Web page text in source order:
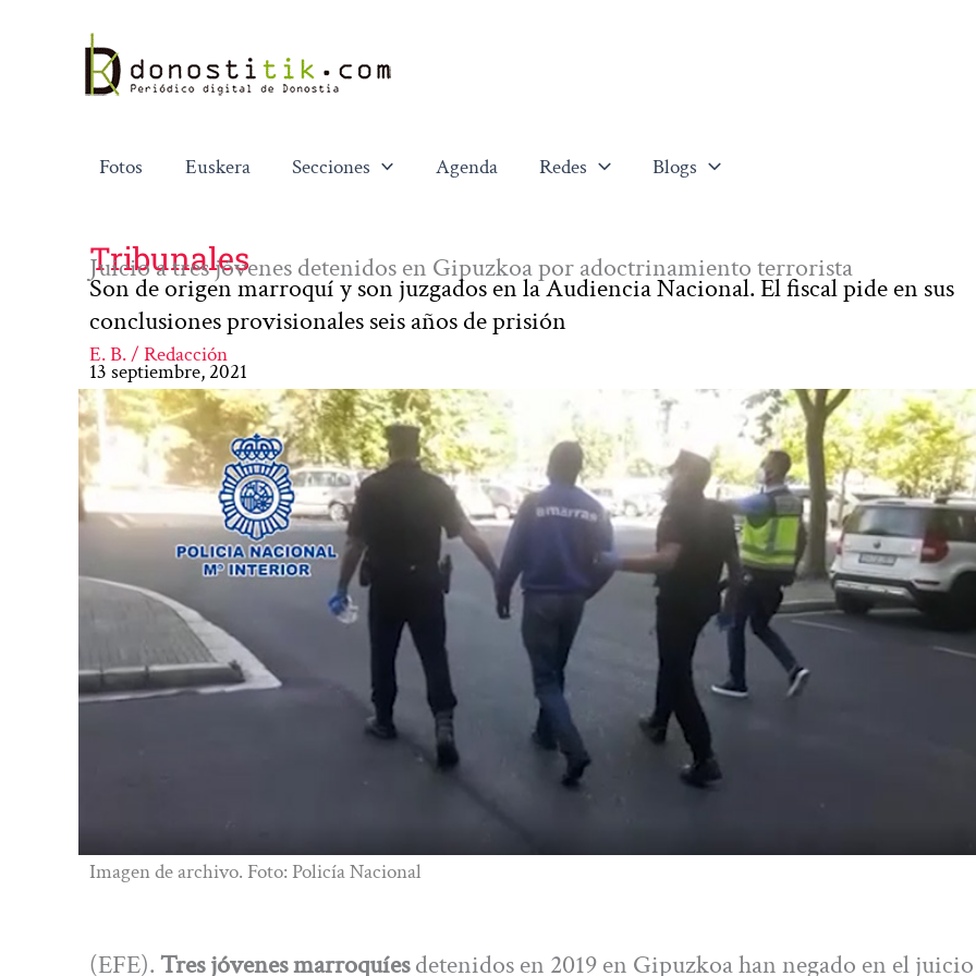
contenido
Fotos Euskera Secciones Agenda Redes Blogs
Tribunales
Juicio a tres jóvenes detenidos en Gipuzkoa por adoctrinamiento terrorista
Son de origen marroquí y son juzgados en la Audiencia Nacional. El fiscal pide en sus
conclusiones provisionales seis años de prisión
E. B. / Redacción
13 septiembre, 2021
Imagen de archivo. Foto: Policía Nacional
(EFE).Tres jóvenes marroquíesdetenidos en 2019 en Gipuzkoa han negado en el